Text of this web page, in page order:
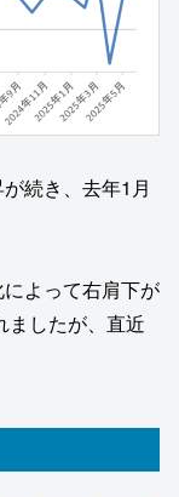
続き、去年1月
よって右肩下が
ましたが、直近